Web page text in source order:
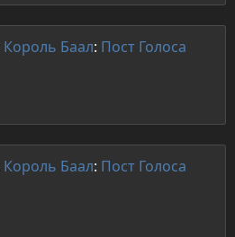
Король Баал: Пост Голоса
Король Баал: Пост Голоса